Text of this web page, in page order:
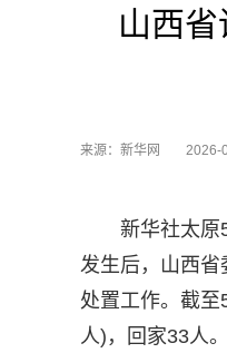
山西
来源：新华网 2026-
新华社太原
发生后，山西省
处置工作。截
人)，回家33人